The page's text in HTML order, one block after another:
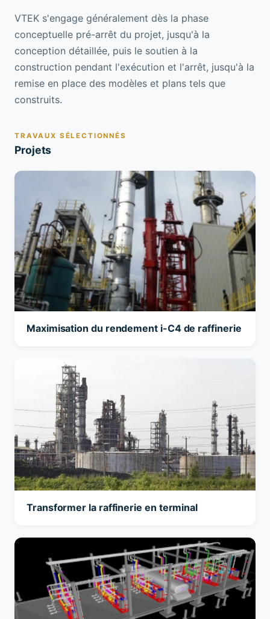
VTEK s'engage généralement dès la phase
conceptuelle pré-arrêt du projet, jusqu'à la
conception détaillée, puis le soutien à la
construction pendant l'exécution et l'arrêt, jusqu'à la
remise en place des modèles et plans tels que
construits.
TRAVAUX SÉLECTIONNÉS
Projets
Maximisation du rendement i-C4 de raffinerie
Transformer la raffinerie en terminal